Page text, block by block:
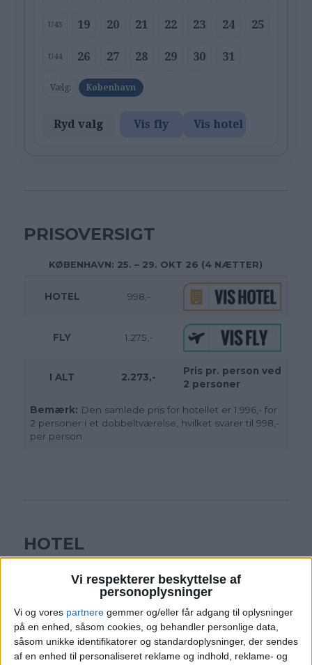
Vi respekterer beskyttelse af
personoplysninger
Vi og vores partnere gemmer og/eller får adgang til oplysninger
på en enhed, såsom cookies, og behandler personlige data,
såsom unikke identifikatorer og standardoplysninger, der sendes
af en enhed til personaliseret reklame og indhold, reklame- og
U43 19 20 21 22 23 24 25
U44 26 27 28 29 30 31
Vælg: København
Ryd valg Vis fly Vis hotel
PRISOVERSIGT
KØBENHAVN: 25. – 29. OKT 26 (4 NÆTTER)
HOTEL 998,-
FLY 1.275,-
I ALT 2.273,-
Pris pr. person ved
2 personer
Bemærk: Den samlede pris for hotellet er 1.996,- for
2 personer i et dobbeltværelse, hvilket svarer til 998,-
per person.
HOTEL